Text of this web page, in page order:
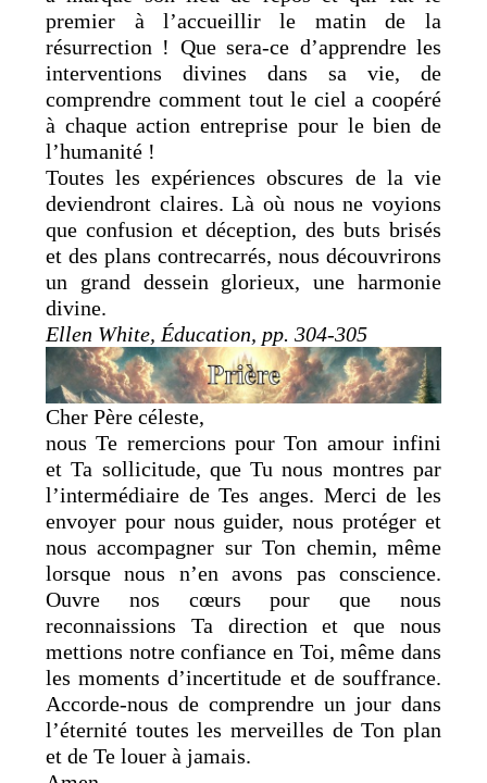
premier à l’accueillir le matin de la
résurrection ! Que sera-ce d’apprendre les
interventions divines dans sa vie, de
comprendre comment tout le ciel a coopéré
à chaque action entreprise pour le bien de
l’humanité !
Toutes les expériences obscures de la vie
deviendront claires. Là où nous ne voyions
que confusion et déception, des buts brisés
et des plans contrecarrés, nous découvrirons
un grand dessein glorieux, une harmonie
divine.
Ellen White, Éducation, pp. 304-305
Cher Père céleste,
nous Te remercions pour Ton amour infini
et Ta sollicitude, que Tu nous montres par
l’intermédiaire de Tes anges. Merci de les
envoyer pour nous guider, nous protéger et
nous accompagner sur Ton chemin, même
lorsque nous n’en avons pas conscience.
Ouvre nos cœurs pour que nous
reconnaissions Ta direction et que nous
mettions notre confiance en Toi, même dans
les moments d’incertitude et de souffrance.
Accorde-nous de comprendre un jour dans
l’éternité toutes les merveilles de Ton plan
et de Te louer à jamais.